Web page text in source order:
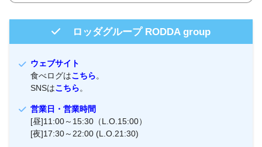
ロッダグループ RODDA group
ウェブサイト
食べログはこちら。
SNSはこちら。
営業日・営業時間
[昼]11:00～15:30（L.O.15:00）
[夜]17:30～22:00 (L.O.21:30)